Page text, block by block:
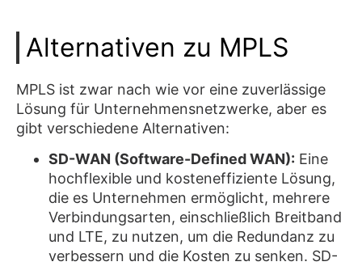
Alternativen zu MPLS
MPLS ist zwar nach wie vor eine zuverlässige
Lösung für Unternehmensnetzwerke, aber es
gibt verschiedene Alternativen:
SD-WAN (Software-Defined WAN): Eine
hochflexible und kosteneffiziente Lösung,
die es Unternehmen ermöglicht, mehrere
Verbindungsarten, einschließlich Breitband
und LTE, zu nutzen, um die Redundanz zu
verbessern und die Kosten zu senken. SD-